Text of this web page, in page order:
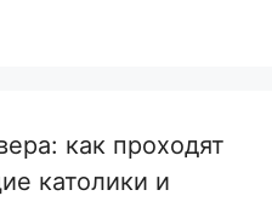
как проходят
католики и